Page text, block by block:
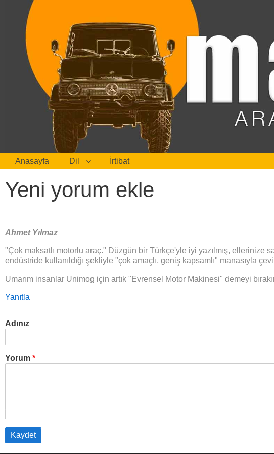
Anasayfa Dil İrtibat
Yeni yorum ekle
Ahmet Yılmaz
"Çok maksatlı motorlu araç." Düzgün bir Türkçe'yle iyi yazılmış,
endüstride kullanıldığı şekliyle "çok amaçlı, geniş kapsamlı" manasıyla
Umarım insanlar Unimog için artık "Evrensel Motor Makinesi" demeyi
Yanıtla
Adınız
Yorum